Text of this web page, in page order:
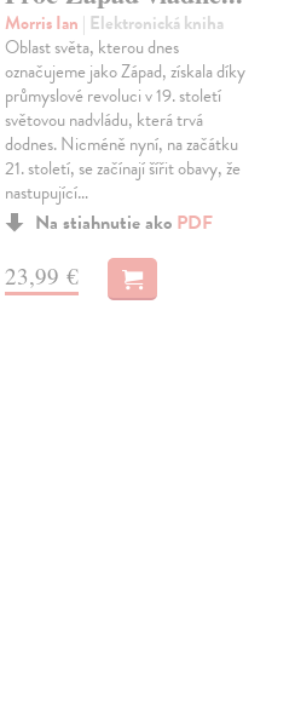
Morris Ian | Elektronická kniha
Oblast světa, kterou dnes
označujeme jako Západ, získala díky
průmyslové revoluci v 19. století
světovou nadvládu, která trvá
dodnes. Nicméně nyní, na začátku
21. století, se začínají šířit obavy, že
nastupující…
Na stiahnutie ako PDF
23,99 €